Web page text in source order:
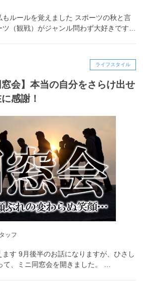
ルールを覚えました スポーツの秋と言
（観戦）がジャンル問わず大好きです…
ライフスタイル
窓会】本当の自分をさらけ出せ
感謝！
ッフ
ます 9月後半のお話になりますが、ひさし
、ミニ同窓会を開きました。 …